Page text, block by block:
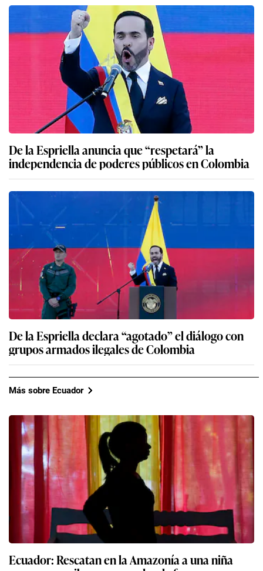
De la Espriella anuncia que “respetará” la
independencia de poderes públicos en Colombia
De la Espriella declara “agotado” el diálogo con
grupos armados ilegales de Colombia
Más sobre Ecuador
Ecuador: Rescatan en la Amazonía a una niña